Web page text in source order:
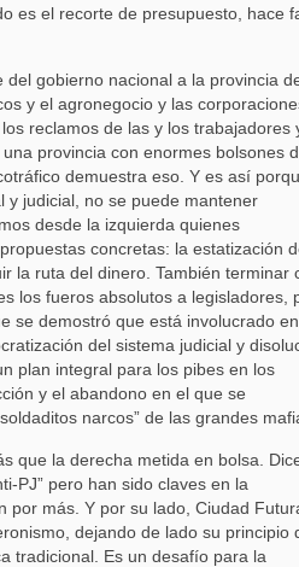
es el recorte de presupuesto, hace
del gobierno nacional a la provincia
y el agronegocio y las
reclamos de las y los trabajadores
provincia con enormes bolsones
demuestra eso. Y es así
y judicial, no se puede mantener
desde la izquierda quienes
concretas: la estatización
la ruta del dinero. También terminar
los fueros absolutos a legisladores,
se demostró que está involucrado
del sistema judicial y
plan integral para los pibes en los
y el abandono en el que se
narcos” de las grandes
que la derecha metida en bolsa.
PJ” pero han sido claves en la
por más. Y por su lado, Ciudad
dejando de lado su principio
tradicional. Es un desafío para la